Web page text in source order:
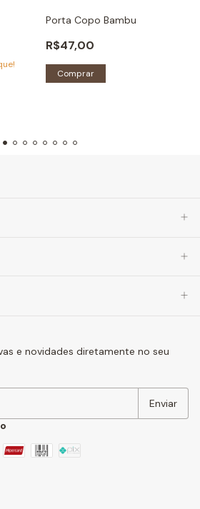
Porta Copo Bambu
R$47,00
Comprar
e novidades diretamente no seu